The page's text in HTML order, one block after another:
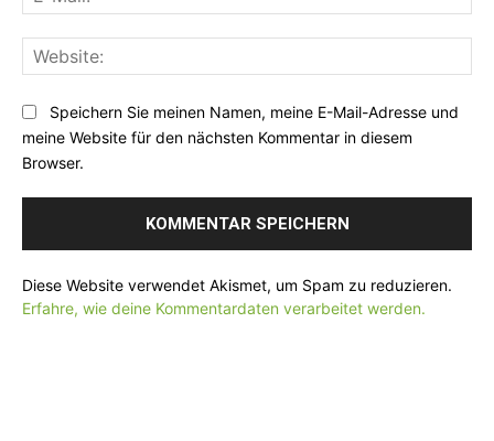
n
t
:
:
*
-
M
ie
Speichern Sie meinen Namen, meine E-Mail-Adresse und
meine Website für den nächsten Kommentar in diesem
Browser.
Diese Website verwendet Akismet, um Spam zu reduzieren.
Erfahre, wie deine Kommentardaten verarbeitet werden.